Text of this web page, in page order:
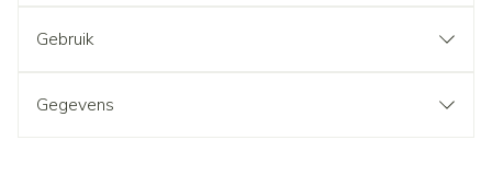
Gebruik
Gegevens